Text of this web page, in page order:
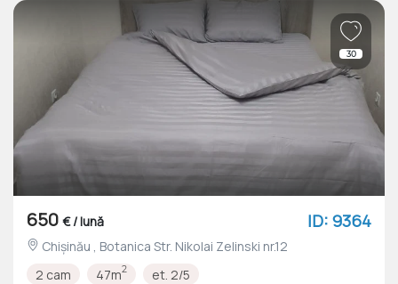
30
650 € / lună ID: 9364
Chișinău , Botanica Str. Nikolai Zelinski nr.12
2 cam
47m2 et. 2/5